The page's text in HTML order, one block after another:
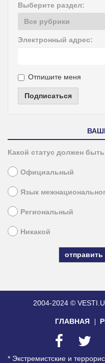
Выберите раздел:
Электронный адрес:
Отпишите меня
Подписаться
Какой статус должен
Официальный
Язык
Региональный
Никакой
2004-2024 ©
ГЛАВНАЯ
* Экстремистские и